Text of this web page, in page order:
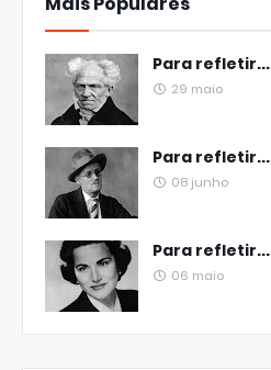
Para refletir...
29 maio
Para refletir...
08 junho
Para refletir...
06 maio